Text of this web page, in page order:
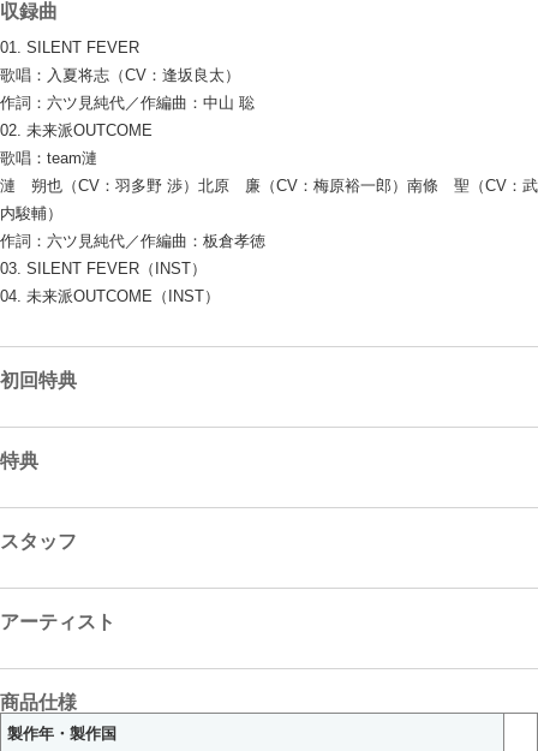
収録曲
01. SILENT FEVER
歌唱：入夏将志（CV：逢坂良太）
作詞：六ツ見純代／作編曲：中山 聡
02. 未来派OUTCOME
歌唱：team漣
漣 朔也（CV：羽多野 渉）北原 廉（CV：梅原裕一郎）南條 聖（CV：武
内駿輔）
作詞：六ツ見純代／作編曲：板倉孝徳
03. SILENT FEVER（INST）
04. 未来派OUTCOME（INST）
初回特典
特典
スタッフ
アーティスト
商品仕様
製作年・製作国